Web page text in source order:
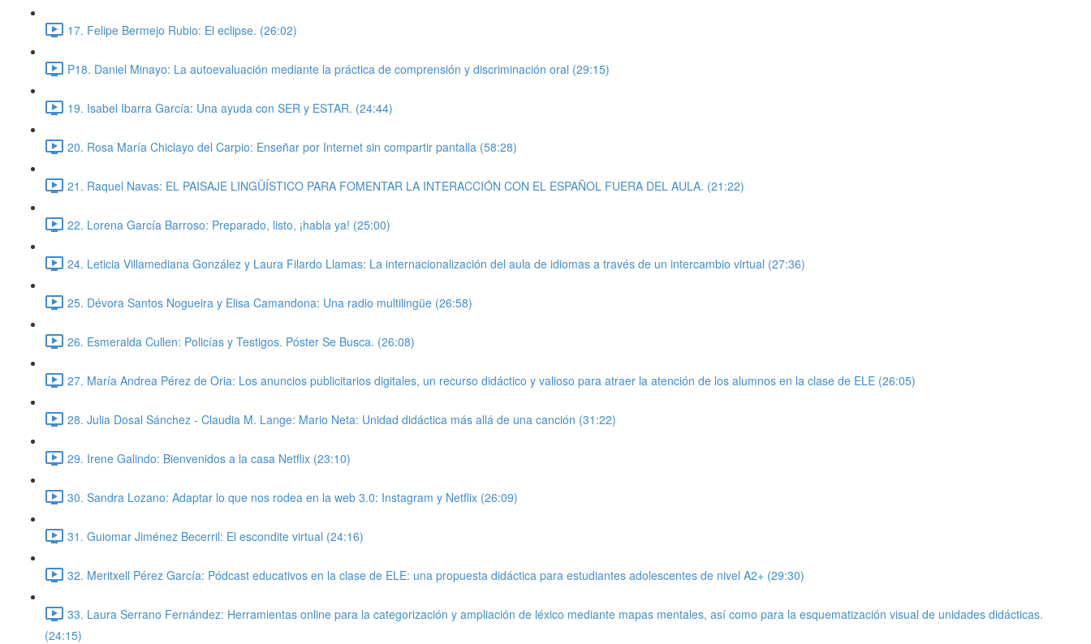
17. Felipe Bermejo Rubio: El eclipse. (26:02)
P18. Daniel Minayo: La autoevaluación mediante la práctica de comprensión y discriminación oral (29:15)
19. Isabel Ibarra García: Una ayuda con SER y ESTAR. (24:44)
20. Rosa María Chiclayo del Carpio: Enseñar por Internet sin compartir pantalla (58:28)
21. Raquel Navas: EL PAISAJE LINGÜÍSTICO PARA FOMENTAR LA INTERACCIÓN CON EL ESPAÑOL FUERA DEL AULA. (21:22)
22. Lorena García Barroso: Preparado, listo, ¡habla ya! (25:00)
24. Leticia Villamediana González y Laura Filardo Llamas: La internacionalización del aula de idiomas a través de un intercambio virtual (27:36)
25. Dévora Santos Nogueira y Elisa Camandona: Una radio multilingüe (26:58)
26. Esmeralda Cullen: Policías y Testigos. Póster Se Busca. (26:08)
27. María Andrea Pérez de Oria: Los anuncios publicitarios digitales, un recurso didáctico y valioso para atraer la atención de los alumnos en la clase de ELE (26:05)
28. Julia Dosal Sánchez - Claudia M. Lange: Mario Neta: Unidad didáctica más allá de una canción (31:22)
29. Irene Galindo: Bienvenidos a la casa Netflix (23:10)
30. Sandra Lozano: Adaptar lo que nos rodea en la web 3.0: Instagram y Netflix (26:09)
31. Guiomar Jiménez Becerril: El escondite virtual (24:16)
32. Meritxell Pérez García: Pódcast educativos en la clase de ELE: una propuesta didáctica para estudiantes adolescentes de nivel A2+ (29:30)
33. Laura Serrano Fernández: Herramientas online para la categorización y ampliación de léxico mediante mapas mentales, así como para la esquematización visual de unidades didácticas.
(24:15)